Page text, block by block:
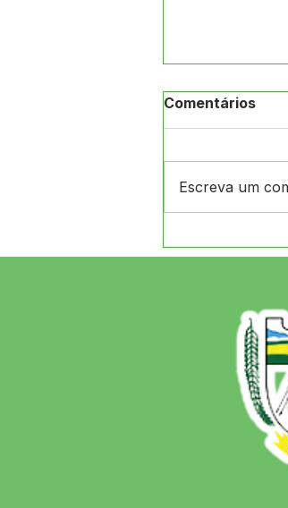
completos
motivo de
prefeito
Comentários
Escreva um